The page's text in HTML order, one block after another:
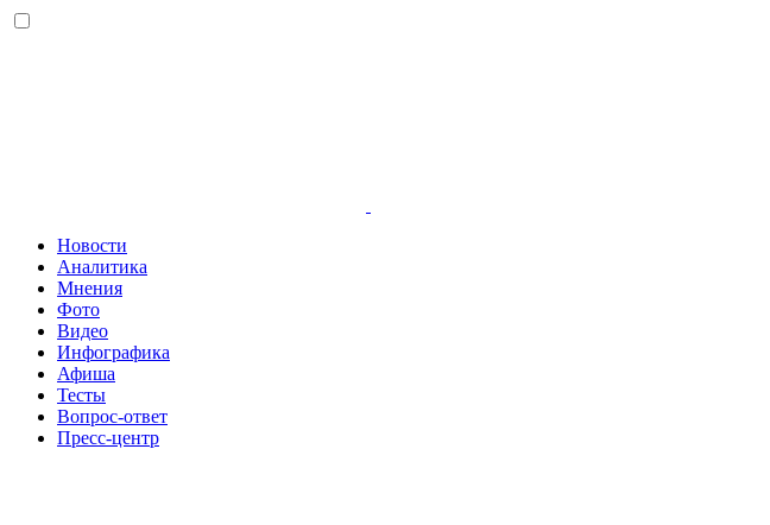
Новости
Аналитика
Мнения
Фото
Видео
Инфографика
Афиша
Тесты
Вопрос-ответ
Пресс-центр